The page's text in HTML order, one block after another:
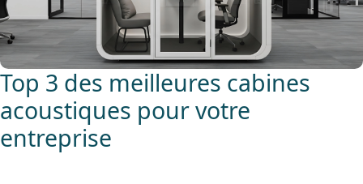
Top 3 des meilleures cabines
acoustiques pour votre
entreprise